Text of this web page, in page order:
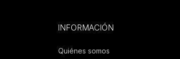
INFORMACIÓN
Quiénes somos